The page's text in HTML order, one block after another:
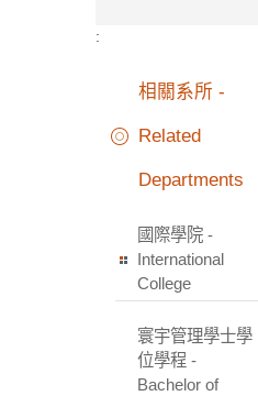
:
相關系所 -
Related
Departments
國際學院 -
International
College
寰宇管理學士學
位學程 -
Bachelor of